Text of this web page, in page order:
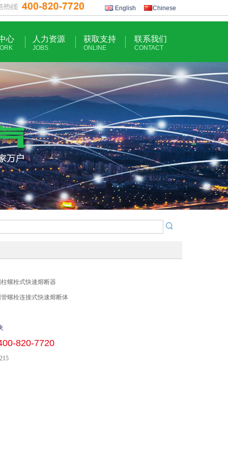
English Chinese
心 人力资源
JOBS
获取支持
ONLINE
联系我们
CONTACT
柱螺栓式快速熔断器
螺栓连接式快速熔断体
820-7720